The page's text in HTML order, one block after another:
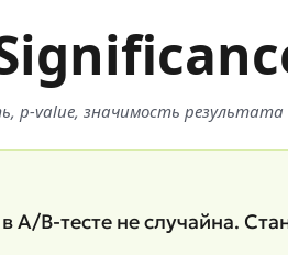
p-value, значимость результата
A/B-тесте не случайна.